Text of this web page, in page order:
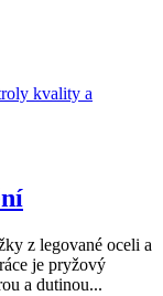
kvality a
z legované oceli a
je pryžový
a dutinou...